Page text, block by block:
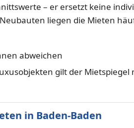
– er ersetzt keine
liegen die Mieten
abweichen
gilt der
in Baden-Baden